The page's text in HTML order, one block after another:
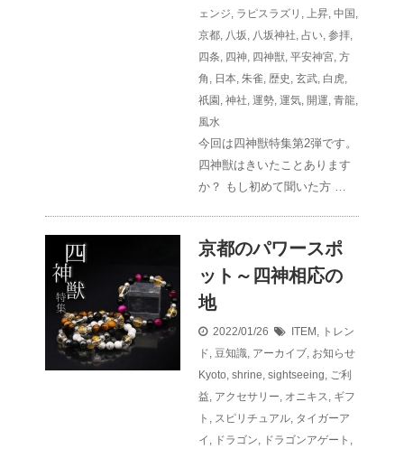
ェンジ, ラピスラズリ , 上昇, 中国,
京都, 八坂, 八坂神社, 占い, 参拝,
四条, 四神, 四神獣, 平安神宮, 方
角 , 日本, 朱雀, 歴史 , 玄武, 白虎,
祇園, 神社, 運勢, 運気, 開運, 青龍,
風水
今回は四神獣特集第2弾です。
四神獣はきいたことあります
か？ もし初めて聞いた方 …
京都のパワースポ
ット～四神相応の
地
2022/01/26 ITEM, トレン
ド, 豆知識, アーカイブ, お知らせ
Kyoto, shrine, sightseeing, ご利
益, アクセサリー, オニキス, ギフ
ト , スピリチュアル, タイガーア
イ , ドラゴン, ドラゴンアゲート ,